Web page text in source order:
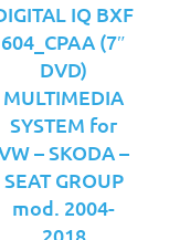
IQ BXF
604_CPAA (7″
DVD)
MULTIMEDIA
SYSTEM for
– SKODA –
SEAT GROUP
mod. 2004-